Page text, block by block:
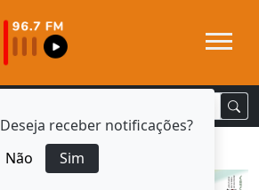
Deseja receber notificações?
Não
Sim